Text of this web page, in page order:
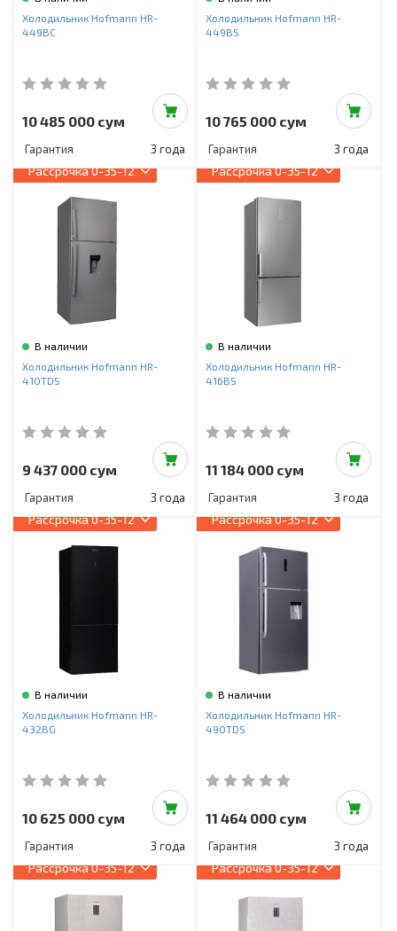
Инструменты и техника
Красота и здоровье
Пылесосы
Фильтры для воды
Сантехника
Холодильник Hofmann HR-
449BC
10 485 000 сум
Гарантия 3 года
Холодильник Hofmann HR-
449BS
10 765 000 сум
Гарантия 3 года
Рассрочка0-35-12
В наличии
Холодильник Hofmann HR-
410TDS
9 437 000 сум
Гарантия 3 года
Рассрочка0-35-12
В наличии
Холодильник Hofmann HR-
416BS
11 184 000 сум
Гарантия 3 года
Рассрочка0-35-12
В наличии
Холодильник Hofmann HR-
432BG
10 625 000 сум
Гарантия 3 года
Рассрочка0-35-12
В наличии
Холодильник Hofmann HR-
490TDS
11 464 000 сум
Гарантия 3 года
Рассрочка0-35-12 Рассрочка0-35-12